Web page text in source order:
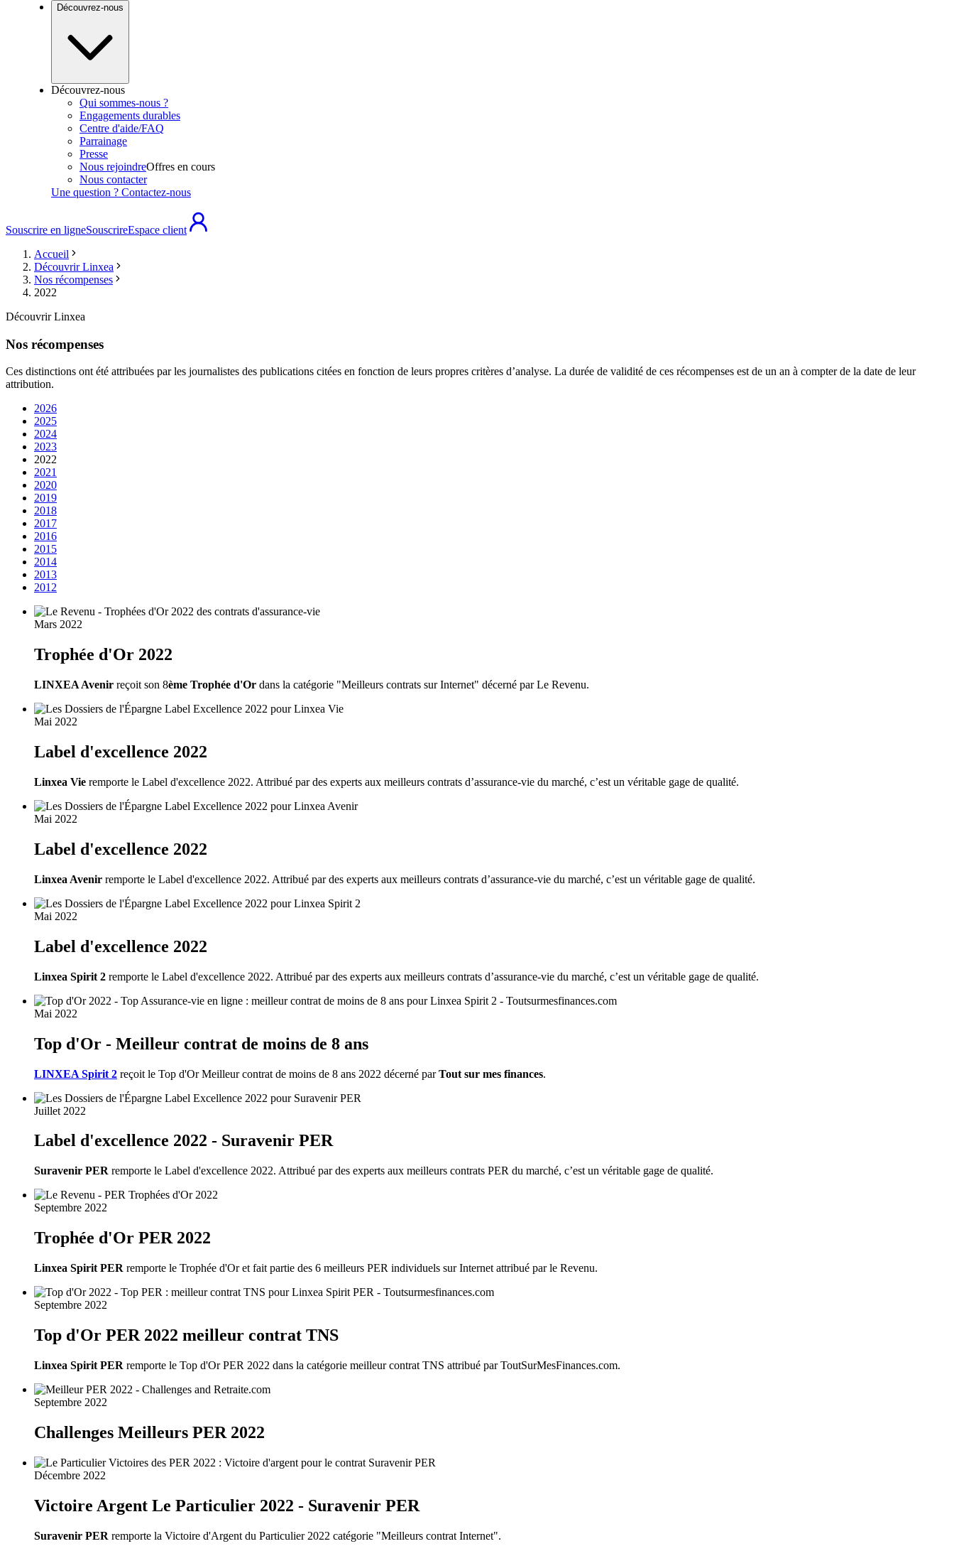
Découvrez-nous
Découvrez-nous
Qui sommes-nous ?
Engagements durables
Centre d'aide/FAQ
Parrainage
Presse
Nous rejoindreOffres en cours
Nous contacter
Une question ? Contactez-nous
Souscrire en ligneSouscrireEspace client
Accueil
Découvrir Linxea
Nos récompenses
2022
Découvrir Linxea
Nos récompenses
Ces distinctions ont été attribuées par les journalistes des publications citées en fonction de leurs propres critères d’analyse. La durée de validité de ces récompenses est de un an à compter de la date de leur
attribution.
2026
2025
2024
2023
2022
2021
2020
2019
2018
2017
2016
2015
2014
2013
2012
Mars 2022
Trophée d'Or 2022
LINXEA Avenir reçoit son 8ème Trophée d'Or dans la catégorie "Meilleurs contrats sur Internet" décerné par Le Revenu.
Mai 2022
Label d'excellence 2022
Linxea Vie remporte le Label d'excellence 2022. Attribué par des experts aux meilleurs contrats d’assurance-vie du marché, c’est un véritable gage de qualité.
Mai 2022
Label d'excellence 2022
Linxea Avenir remporte le Label d'excellence 2022. Attribué par des experts aux meilleurs contrats d’assurance-vie du marché, c’est un véritable gage de qualité.
Mai 2022
Label d'excellence 2022
Linxea Spirit 2 remporte le Label d'excellence 2022. Attribué par des experts aux meilleurs contrats d’assurance-vie du marché, c’est un véritable gage de qualité.
Mai 2022
Top d'Or - Meilleur contrat de moins de 8 ans
LINXEA Spirit 2 reçoit le Top d'Or Meilleur contrat de moins de 8 ans 2022 décerné parTout sur mes finances.
Juillet 2022
Label d'excellence 2022 - Suravenir PER
Suravenir PER remporte le Label d'excellence 2022. Attribué par des experts aux meilleurs contrats PER du marché, c’est un véritable gage de qualité.
Septembre 2022
Trophée d'Or PER 2022
Linxea Spirit PER remporte le Trophée d'Or et fait partie des 6 meilleurs PER individuels sur Internet attribué par le Revenu.
Septembre 2022
Top d'Or PER 2022 meilleur contrat TNS
Linxea Spirit PER remporte le Top d'Or PER 2022 dans la catégorie meilleur contrat TNS attribué par ToutSurMesFinances.com.
Septembre 2022
Challenges Meilleurs PER 2022
Décembre 2022
Victoire Argent Le Particulier 2022 - Suravenir PER
Suravenir PER remporte la Victoire d'Argent du Particulier 2022 catégorie "Meilleurs contrat Internet".